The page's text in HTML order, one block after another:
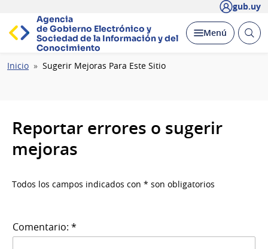
gub.uy
Agencia
de Gobierno Electrónico y
Sociedad de la Información y del
Conocimiento
Desplegar
Menú Abrir
Ruta
Inicio Sugerir Mejoras Para Este Sitio
Reportar errores o sugerir
mejoras
Todos los campos indicados con * son obligatorios
Comentario: *